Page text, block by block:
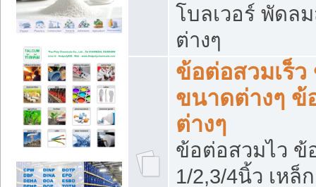
โบลเวอร์ พัดล
ต่างๆ
ข้อต่อสวมเร็
ขนาดต่างๆ ข้
ต่างๆ
ข้อต่อสวมไว ข้
1/2,3/4นิ้ว เหล็